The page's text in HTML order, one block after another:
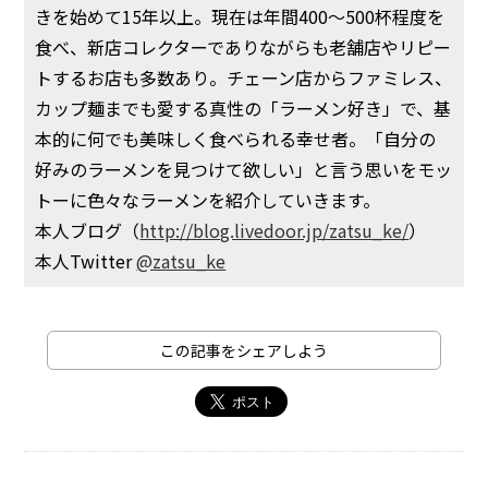
きを始めて15年以上。現在は年間400〜500杯程度を
食べ、新店コレクターでありながらも老舗店やリピー
トするお店も多数あり。チェーン店からファミレス、
カップ麺までも愛する真性の「ラーメン好き」で、基
本的に何でも美味しく食べられる幸せ者。「自分の
好みのラーメンを見つけて欲しい」と言う思いをモッ
トーに色々なラーメンを紹介していきます。
本人ブログ（http://blog.livedoor.jp/zatsu_ke/）
本人Twitter@zatsu_ke
この記事をシェアしよう